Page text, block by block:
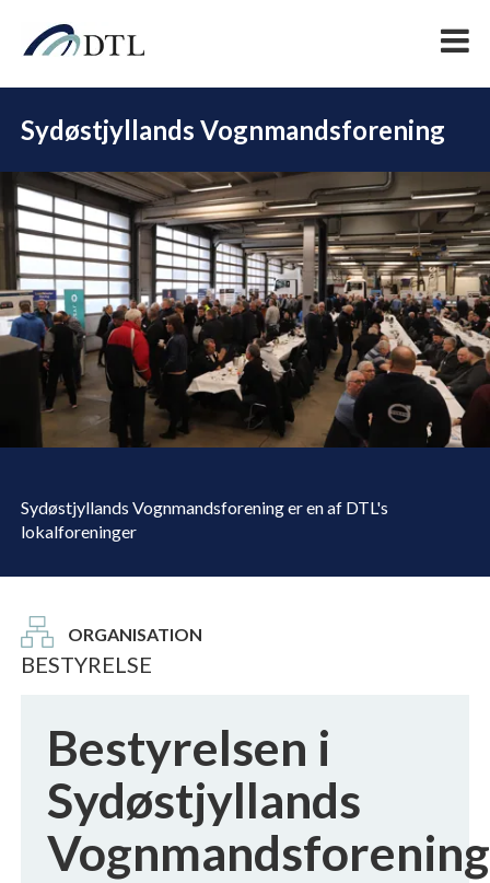
DEL
ORGANISATION
Sydøstjyllands Vognmandsforening
Sydøstjyllands Vognmandsforening er en af DTL's
lokalforeninger
BESTYRELSE
Bestyrelsen i
Sydøstjyllands
Vognmandsforening